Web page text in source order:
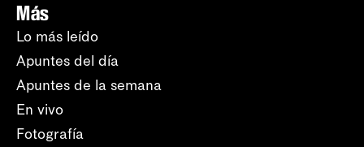
Más
Lo más leído
Apuntes del día
Apuntes de la semana
En vivo
Fotografía